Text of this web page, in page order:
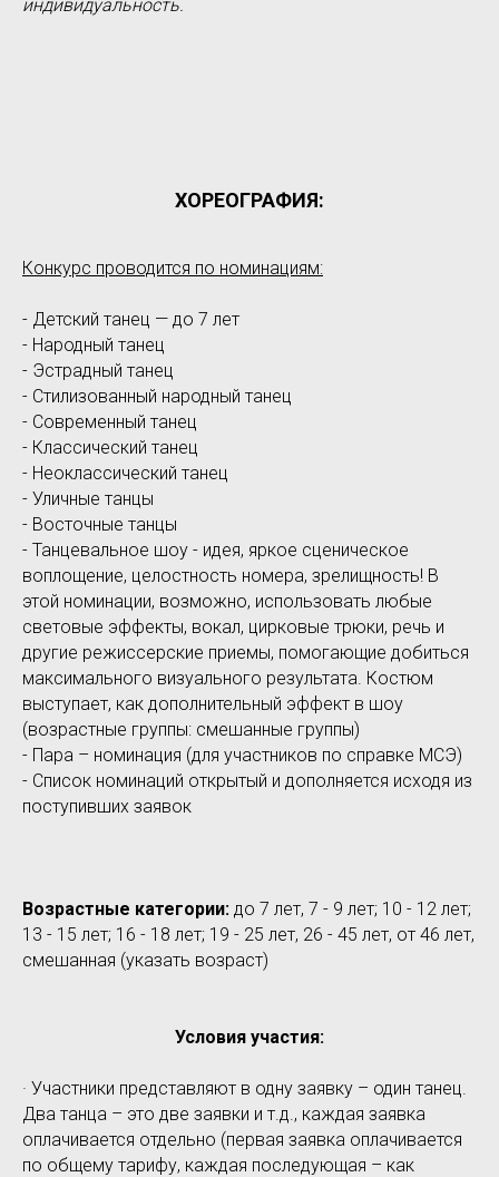
индивидуальность.
ХОРЕОГРАФИЯ:
Конкурс проводится по номинациям:
- Детский танец — до 7 лет
- Народный танец
- Эстрадный танец
- Стилизованный народный танец
- Современный танец
- Классический танец
- Неоклассический танец
- Уличные танцы
- Восточные танцы
- Танцевальное шоу - идея, яркое сценическое
воплощение, целостность номера, зрелищность! В
этой номинации, возможно, использовать любые
световые эффекты, вокал, цирковые трюки, речь и
другие режиссерские приемы, помогающие добиться
максимального визуального результата. Костюм
выступает, как дополнительный эффект в шоу
(возрастные группы: смешанные группы)
- Пара – номинация (для участников по справке МСЭ)
- Список номинаций открытый и дополняется исходя из
поступивших заявок
Возрастные категории: до 7 лет, 7 - 9 лет; 10 - 12 лет;
13 - 15 лет; 16 - 18 лет; 19 - 25 лет, 26 - 45 лет, от 46 лет,
смешанная (указать возраст)
Условия участия:
· Участники представляют в одну заявку – один танец.
Два танца – это две заявки и т.д., каждая заявка
оплачивается отдельно (первая заявка оплачивается
по общему тарифу, каждая последующая – как